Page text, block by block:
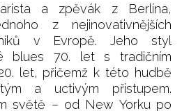
a zpěvák z Berlína,
z nejinovativnějších
v Evropě. Jeho styl
blues 70. let s tradičním
let, přičemž k této hudbě
a uctivým přístupem.
světě – od New Yorku po